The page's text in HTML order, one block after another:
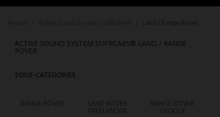
ACTIVE SOUND SYSTEM SUPRCARS® LAND / RANGE
ROVER
SOUS-CATÉGORIES